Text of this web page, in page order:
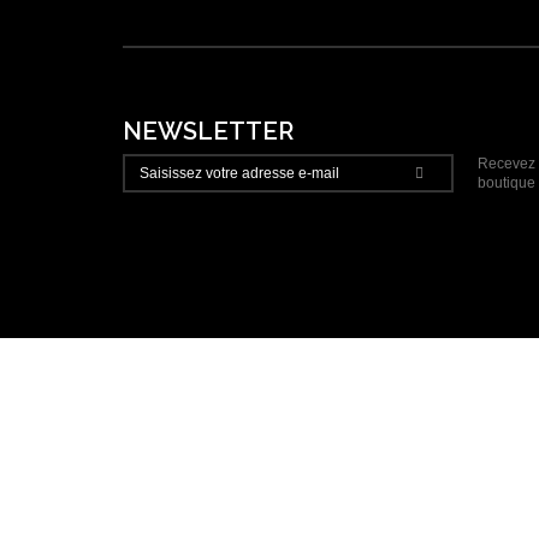
NEWSLETTER
boutique